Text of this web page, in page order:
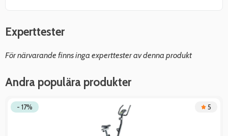
Experttester
För närvarande finns inga experttester av denna produkt
Andra populära produkter
- 17% 5